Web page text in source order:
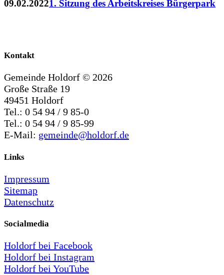
09.02.20221. Sitzung des Arbeitskreises Bürgerpark
Kontakt
Gemeinde Holdorf © 2026
Große Straße 19
49451 Holdorf
Tel.: 0 54 94 / 9 85-0
Tel.: 0 54 94 / 9 85-99
E-Mail: gemeinde@holdorf.de
Links
Impressum
Sitemap
Datenschutz
Socialmedia
Holdorf bei Facebook
Holdorf bei Instagram
Holdorf bei YouTube